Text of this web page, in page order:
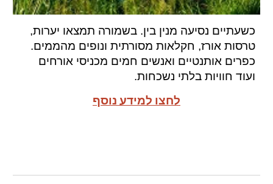
כשעתיים נסיעה מנין בין. בשמורה תמצאו יערות,
טרסות אורז, חקלאות מסורתית ונופים מהממים.
כפרים אותנטיים ואנשים חמים מכניסי אורחים
ועוד חוויות בלתי נשכחות.
לחצו למידע נוסף